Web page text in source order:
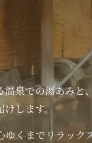
温泉での湯あみと
けします。
ゆくまでリラック